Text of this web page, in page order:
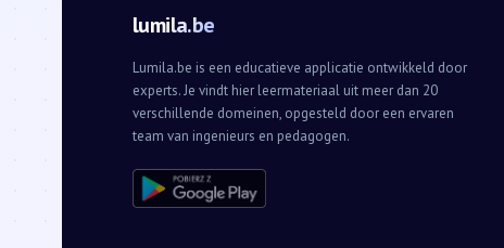
lumila.be
Lumila.be is een educatieve applicatie ontwikkeld door
experts. Je vindt hier leermateriaal uit meer dan 20
verschillende domeinen, opgesteld door een ervaren
team van ingenieurs en pedagogen.